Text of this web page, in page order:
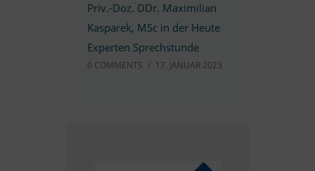
Priv.-Doz. DDr. Ma­xi­mi­lian
Kas­pa­rek, MSc in der Heute
Ex­per­ten Sprechstunde
0 COMM­ENTS / 17. JA­NUAR 2023